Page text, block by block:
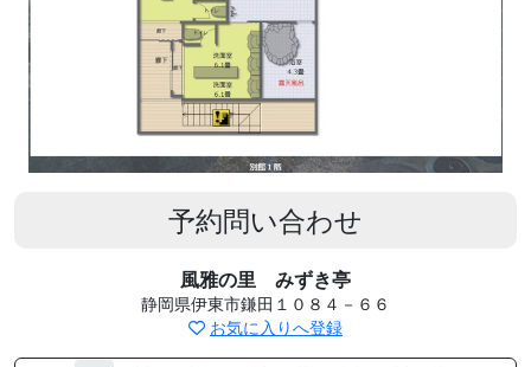
予約問い合わせ
風雅の里 みずき亭
静岡県伊東市鎌田１０８４－６６
お気に入りへ登録